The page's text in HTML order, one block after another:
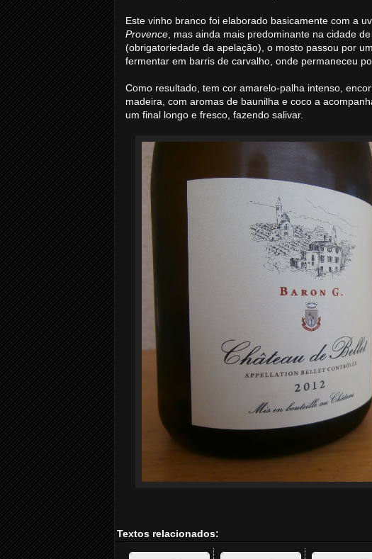
Este vinho branco foi elaborado basicamente com a
Provence , mas ainda mais predominante na cidade
(obrigatoriedade da apelação), o mosto passou por
fermentar em barris de carvalho, onde permaneceu
Como resultado, tem cor amarelo-palha intenso,
madeira, com aromas de baunilha e coco a
um final longo e fresco, fazendo salivar.
Textos relacionados: